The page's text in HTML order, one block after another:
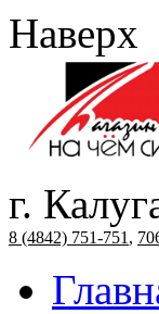
Наверх
г.
8 (4842) 751-751 ,